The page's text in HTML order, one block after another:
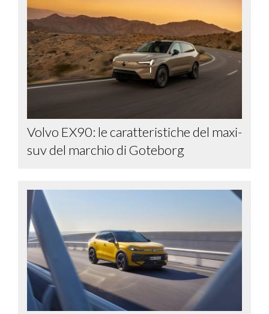
Volvo EX90: le caratteristiche del maxi-
suv del marchio di Goteborg